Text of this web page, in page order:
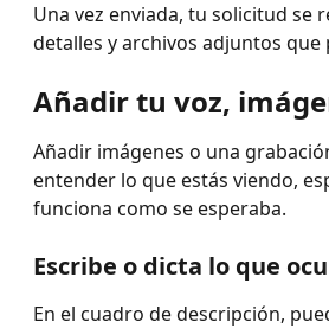
Una vez enviada, tu solicitud se
detalles y archivos adjuntos
Añadir tu voz,
Añadir imágenes o una
entender lo que estás viendo,
funciona como se esperaba.
Escribe o dicta lo que
En el cuadro de descripción,